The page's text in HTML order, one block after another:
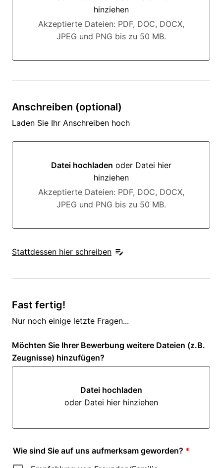
hinziehen
Datei hochladen oder Datei hier hinziehen
Akzeptierte Dateien: PDF, DOC, DOCX,
JPEG und PNG bis zu 50 MB.
Anschreiben (optional)
Laden Sie Ihr Anschreiben hoch
Datei hochladen oder Datei hier
hinziehen
Datei hochladen oder Datei hier hinziehen
Akzeptierte Dateien: PDF, DOC, DOCX,
JPEG und PNG bis zu 50 MB.
Stattdessen hier schreiben
Fast fertig!
Nur noch einige letzte Fragen...
Möchten Sie Ihrer Bewerbung weitere Dateien (z.B.
Zeugnisse) hinzufügen?
Datei hochladen
oder Datei hier hinziehen
Wie sind Sie auf uns aufmerksam geworden? *